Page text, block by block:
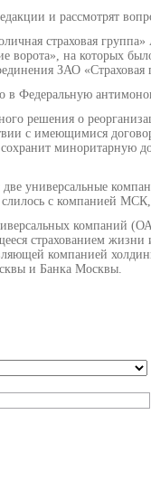
и рассмотрят
страховая группа»
на которых
ЗАО
в Федеральную
решения о
с имеющимися
миноритарную
две универсальные
слилось с компанией
компаний
страхованием жизни
компанией
и Банка Москвы.